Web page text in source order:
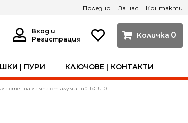
| ПУРИ КЛЮЧОВЕ | КОНТАКТИ
0
Вход и
Регистрация
Полезно За нас Контакти
стенна лампа от алуминий 1xGU10